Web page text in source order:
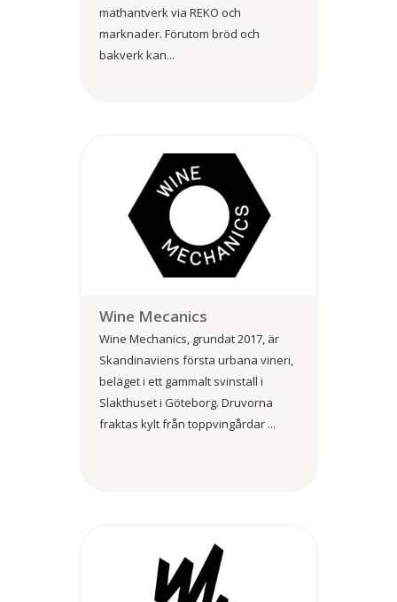
mathantverk via REKO och
marknader. Förutom bröd och
bakverk kan...
Wine Mecanics
Wine Mechanics, grundat 2017, är
Skandinaviens första urbana vineri,
beläget i ett gammalt svinstall i
Slakthuset i Göteborg. Druvorna
fraktas kylt från toppvingårdar ...